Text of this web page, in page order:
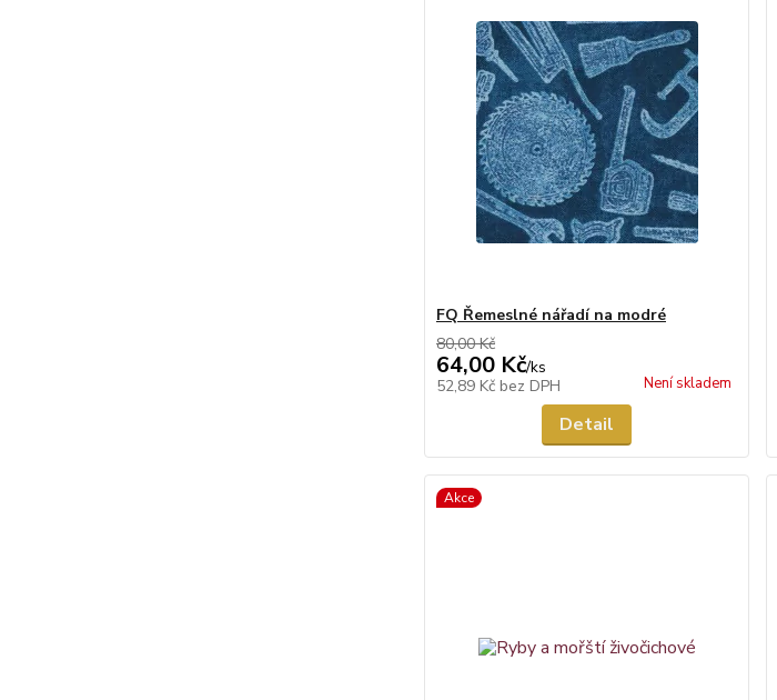
FQ Řemeslné nářadí na modré
80,00 Kč
64,00 Kč/ks
52,89 Kč bez DPH Není skladem
Detail
Akce